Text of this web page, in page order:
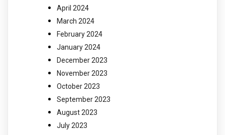
April 2024
March 2024
February 2024
January 2024
December 2023
November 2023
October 2023
September 2023
August 2023
July 2023